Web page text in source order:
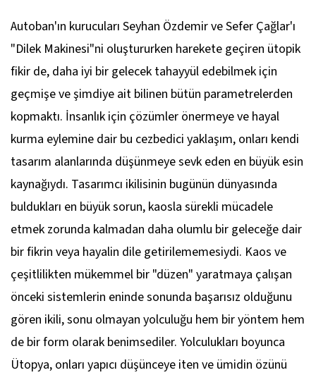
Autoban'ın kurucuları Seyhan Özdemir ve Sefer Çağlar'ı
"Dilek Makinesi"ni oluştururken harekete geçiren ütopik
fikir de, daha iyi bir gelecek tahayyül edebilmek için
geçmişe ve şimdiye ait bilinen bütün parametrelerden
kopmaktı. İnsanlık için çözümler önermeye ve hayal
kurma eylemine dair bu cezbedici yaklaşım, onları kendi
tasarım alanlarında düşünmeye sevk eden en büyük esin
kaynağıydı. Tasarımcı ikilisinin bugünün dünyasında
buldukları en büyük sorun, kaosla sürekli mücadele
etmek zorunda kalmadan daha olumlu bir geleceğe dair
bir fikrin veya hayalin dile getirilememesiydi. Kaos ve
çeşitlilikten mükemmel bir "düzen" yaratmaya çalışan
önceki sistemlerin eninde sonunda başarısız olduğunu
gören ikili, sonu olmayan yolculuğu hem bir yöntem hem
de bir form olarak benimsediler. Yolculukları boyunca
Ütopya, onları yapıcı düşünceye iten ve ümidin özünü